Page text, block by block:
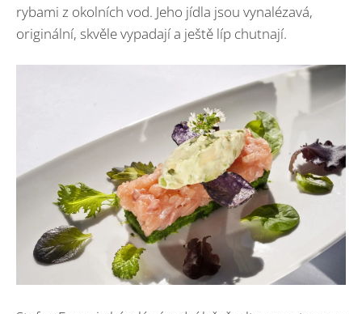
rybami z okolních vod. Jeho jídla jsou vynalézavá,
originální, skvěle vypadají a ještě líp chutnají.